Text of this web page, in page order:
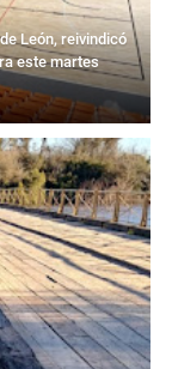
León, reivindicó
este martes